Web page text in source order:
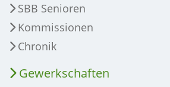
SBB Senioren
Kommissionen
Chronik
Gewerkschaften